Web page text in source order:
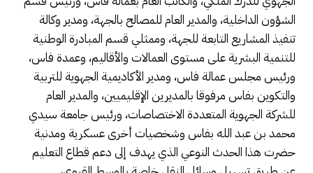
الشؤون الداخلية، والمدير العام للمصالح بالجهة، ومدير وكالة
تنفيذ المشاريع التابعة للجهة، وممثلي قسم المبادرة الوطنية
للتنمية البشرية على مستوى العمالات والأقاليم، وعمدة فاس،
ورئيس مجلس عمالة فاس، ومدير الأكاديمية الجهوية للتربية
والتكوين بفاس مرفوقا بالمديرين الإقليميين، والمدير العام
للشركة الجهوية المتعددة الاختصاصات، ورئيس جامعة سيدي
محمد بن عبد الله بفاس وشخصيات أخرى عسكرية ومدنية
حضرت هذا الحدث النوعي الذي يهدف إلى دعم قطاع التعليم